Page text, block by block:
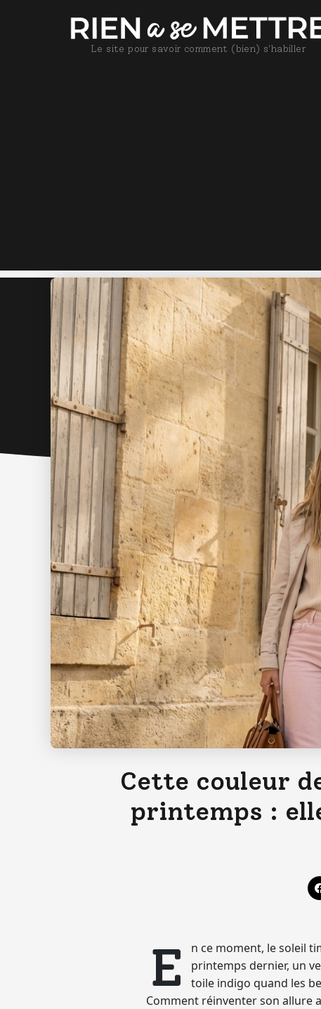
Le site pour savoir comment (bien) s'habiller
Cette couleur
printemps :
E
n ce moment, le soleil
printemps dernier, un
toile indigo quand les
Comment réinventer son allure